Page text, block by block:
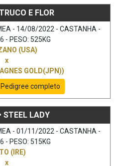
E FLOR
- 14/08/2022 - CASTANHA -
- PESO: 525KG
(USA)
x
GOLD(JPN))
Pedigree completo
STEEL LADY
- 01/11/2022 - CASTANHA -
- PESO: 515KG
(IRE)
x